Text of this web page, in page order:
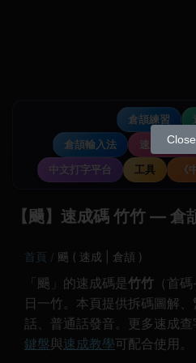
倉頡練習
倉頡輸入法
速成輸入法
中文打字平台
工具
【颺】速成碼 竹竹 — 倉
首頁 颺 ( 速成 | 倉頡 )
「颺」的速成碼是 竹竹 （首
日一竹。本頁提供拆碼圖解
話、普通話發音。更多速成查
鍵盤與速成教學可配合使用。
Close